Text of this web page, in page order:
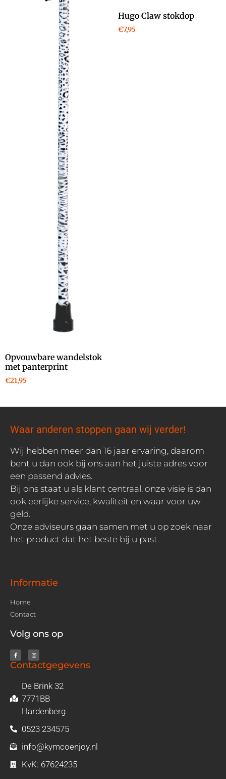
Opvouwbare wandelstok
met panterprint
€21,95
Hugo Claw stokdop
€7,95
Waar anderen stoppen gaan wij verder!
Wij hebben meer dan 16 jaar ervaring, daarom
bent u dan ook bij ons aan het juiste adres voor
een passend advies.
Bij ons staat u als klant centraal, onze visie is dan
ook eerlijke service, kwaliteit en waar voor uw
geld.
Onze adviseurs gaan samen met u op zoek naar
het product dat het beste bij u past.
Informatie
Home
Contact
Volg ons op
Contactgegevens
De Brink 32
7771BB
Hardenberg
0523 234575
info@kymcoenjoy.nl
KvK: 67624235